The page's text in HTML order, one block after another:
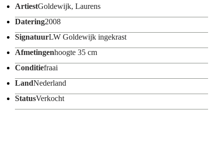
ArtiestGoldewijk, Laurens
Datering2008
SignatuurLW Goldewijk ingekrast
Afmetingenhoogte 35 cm
Conditiefraai
LandNederland
StatusVerkocht